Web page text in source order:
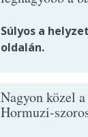
Súlyos a
oldalán.
Nagyon közel
Hormuzi-